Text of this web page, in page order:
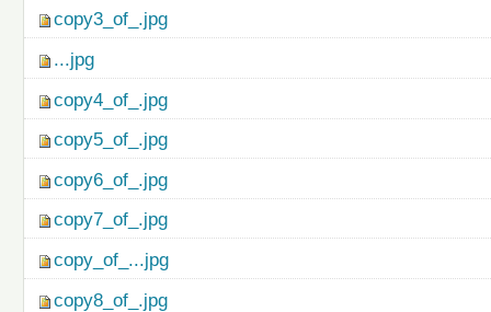
copy3_of_.jpg
...jpg
copy4_of_.jpg
copy5_of_.jpg
copy6_of_.jpg
copy7_of_.jpg
copy_of_...jpg
copy8_of_.jpg